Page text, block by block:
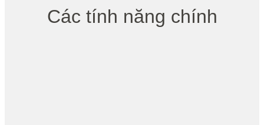
Các tính năng chính